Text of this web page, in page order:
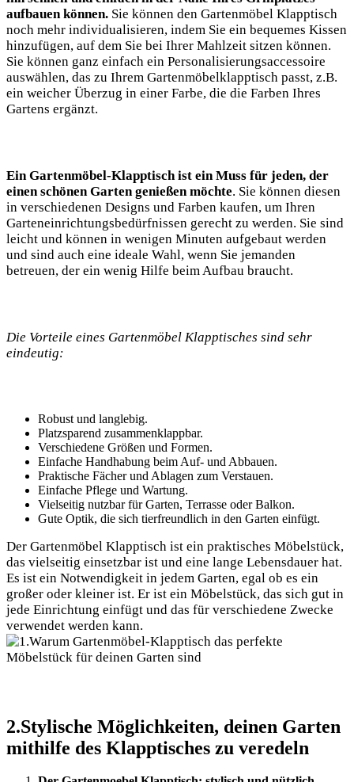
aufbauen können. Sie können den Gartenmöbel Klapptisch
noch mehr individualisieren, indem Sie ein bequemes Kissen
hinzufügen, auf dem Sie bei Ihrer Mahlzeit sitzen können.
Sie können ganz einfach ein Personalisierungsaccessoire
auswählen, das zu Ihrem Gartenmöbelklapptisch passt, z.B.
ein weicher Überzug in einer Farbe, die die Farben Ihres
Gartens ergänzt.
Ein Gartenmöbel-Klapptisch ist ein Muss für jeden, der
einen schönen Garten genießen möchte. Sie können diesen
in verschiedenen Designs und Farben kaufen, um Ihren
Garteneinrichtungsbedürfnissen gerecht zu werden. Sie sind
leicht und können in wenigen Minuten aufgebaut werden
und sind auch eine ideale Wahl, wenn Sie jemanden
betreuen, der ein wenig Hilfe beim Aufbau braucht.
Die Vorteile eines Gartenmöbel Klapptisches sind sehr
eindeutig:
Robust und langlebig.
Platzsparend zusammenklappbar.
Verschiedene Größen und Formen.
Einfache Handhabung beim Auf- und Abbauen.
Praktische Fächer und Ablagen zum Verstauen.
Einfache Pflege und Wartung.
Vielseitig nutzbar für Garten, Terrasse oder Balkon.
Gute Optik, die sich tierfreundlich in den Garten einfügt.
Der Gartenmöbel Klapptisch ist ein praktisches Möbelstück,
das vielseitig einsetzbar ist und eine lange Lebensdauer hat.
Es ist ein Notwendigkeit in jedem Garten, egal ob es ein
großer oder kleiner ist. Er ist ein Möbelstück, das sich gut in
jede Einrichtung einfügt und das für verschiedene Zwecke
verwendet werden kann.
2.Stylische Möglichkeiten, deinen Garten
mithilfe des Klapptisches zu veredeln